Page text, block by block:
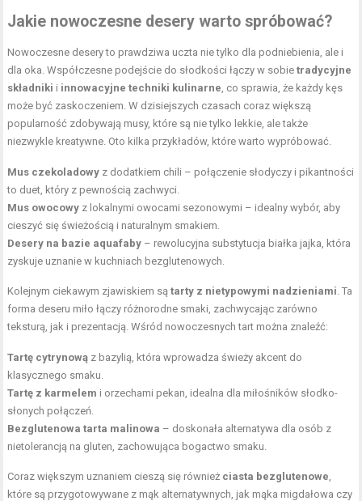
Jakie nowoczesne desery warto spróbować?
Nowoczesne desery to prawdziwa uczta nie tylko dla podniebienia, ale i
dla oka. Współczesne podejście do słodkości łączy w sobietradycyjne
składniki i innowacyjne techniki kulinarne, co sprawia, że każdy kęs
może być zaskoczeniem. W dzisiejszych czasach coraz większą
popularność zdobywają musy, które są nie tylko lekkie, ale także
niezwykle kreatywne. Oto kilka przykładów, które warto wypróbować.
Mus czekoladowy z dodatkiem chili – połączenie słodyczy i pikantności
to duet, który z pewnością zachwyci.
Mus owocowy z lokalnymi owocami sezonowymi – idealny wybór, aby
cieszyć się świeżością i naturalnym smakiem.
Desery na bazie aquafaby – rewolucyjna substytucja białka jajka, która
zyskuje uznanie w kuchniach bezglutenowych.
Kolejnym ciekawym zjawiskiem sątarty z nietypowymi nadzieniami. Ta
forma deseru miło łączy różnorodne smaki, zachwycając zarówno
teksturą, jak i prezentacją. Wśród nowoczesnych tart można znaleźć:
Tartę cytrynową z bazylią, która wprowadza świeży akcent do
klasycznego smaku.
Tartę z karmelem i orzechami pekan, idealna dla miłośników słodko-
słonych połączeń.
Bezglutenowa tarta malinowa – doskonała alternatywa dla osób z
nietolerancją na gluten, zachowująca bogactwo smaku.
Coraz większym uznaniem cieszą się również ciasta bezglutenowe,
które są przygotowywane z mąk alternatywnych, jak mąka migdałowa czy